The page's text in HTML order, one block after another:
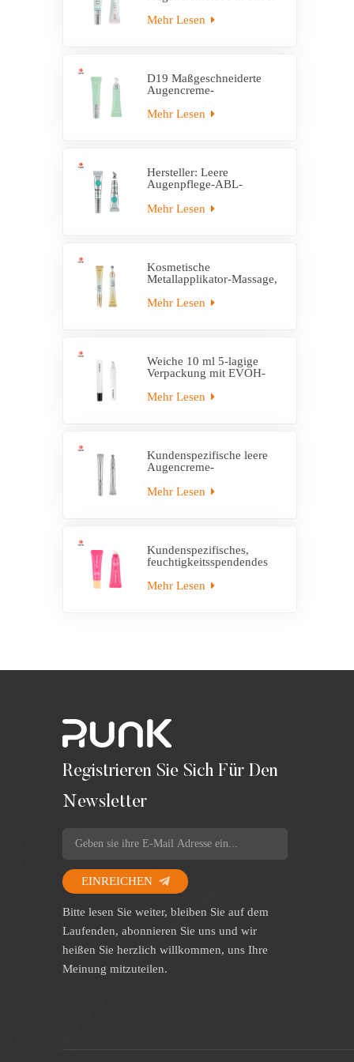
Zinklegierung
Mehr Lesen
D19 Maßgeschneiderte
Augencreme-
Kunststoff
Mehr Lesen
Hersteller: Leere
Augenpflege-ABL-
Massageapplikator
Mehr Lesen
Kosmetische
Metallapplikator-Massage,
Cremetubenverpackung
Mehr Lesen
Weiche 10 ml 5-lagige
Verpackung mit EVOH-
Mehr Lesen
Kundenspezifische leere
Augencreme-
elektrischer Applikatortube
Mehr Lesen
Kundenspezifisches,
feuchtigkeitsspendendes
leeres Quetschrohr mit
Mehr Lesen
Registrieren Sie Sich Für Den
Newsletter
EINREICHEN
Bitte lesen Sie weiter, bleiben Sie auf dem
Laufenden, abonnieren Sie uns und wir
heißen Sie herzlich willkommen, uns Ihre
Meinung mitzuteilen.